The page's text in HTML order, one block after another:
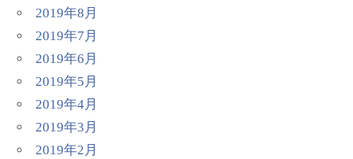
2019年8月
2019年7月
2019年6月
2019年5月
2019年4月
2019年3月
2019年2月